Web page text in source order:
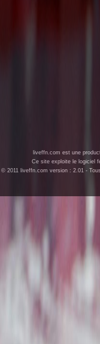
liveffn.com est une
Ce site exploite le logiciel
© 2011 liveffn.com version : 2.01 -